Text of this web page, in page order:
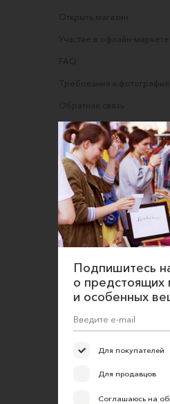
Открыть магазин
Участие в офлайн-маркете
FAQ
Требования к
Обратная связь
Соглашение об оказании
Правила сайта
Оферта для продавцов
Оферта для покупателей
Политика
Согласие на обработку
Подпишитесь
о предстоящих
и особенных
Для покупателей
Для продавцов
Соглашаюсь на